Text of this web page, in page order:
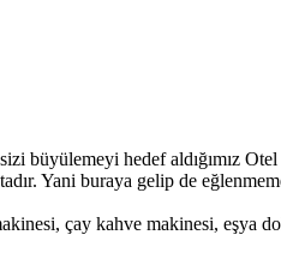
büyülemeyi hedef aldığımız
Yani buraya gelip de
çay kahve makinesi, eşya